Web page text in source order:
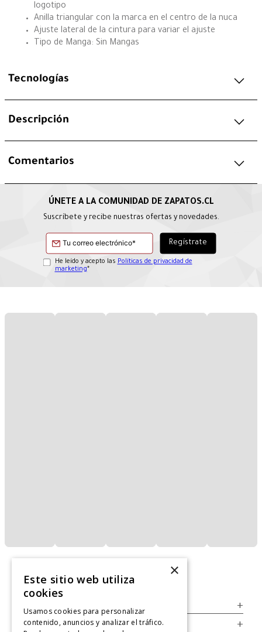
logotipo
Anilla triangular con la marca en el centro de la nuca
Ajuste lateral de la cintura para variar el ajuste
Tipo de Manga: Sin Mangas
Tecnologías
Descripción
Comentarios
Suscríbete y recibe nuestras ofertas y novedades.
He leído y acepto las Políticas de privacidad de
marketing*
+
Legal +
×
Este sitio web utiliza
cookies
Usamos cookies para personalizar
contenido, anuncios y analizar el tráfico.